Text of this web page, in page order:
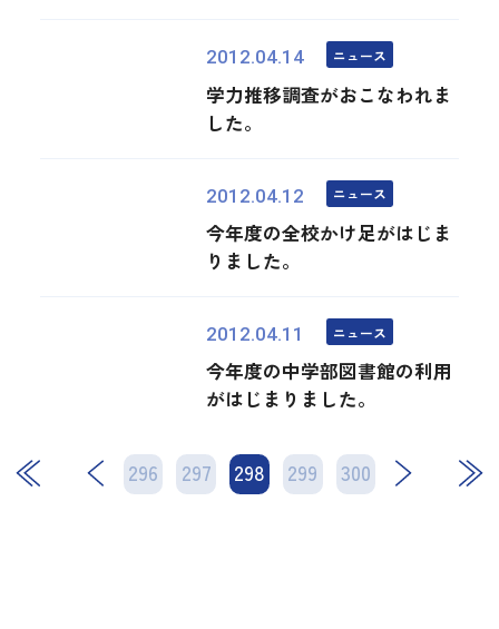
2012.04.14 ニュース
学力推移調査がおこなわれま
した。
2012.04.12 ニュース
今年度の全校かけ足がはじま
りました。
2012.04.11 ニュース
今年度の中学部図書館の利用
がはじまりました。
296 297 298 299 300
次 最後